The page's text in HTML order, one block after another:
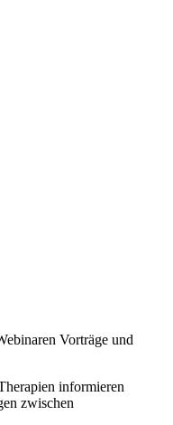
Vorträge und
informieren
zwischen